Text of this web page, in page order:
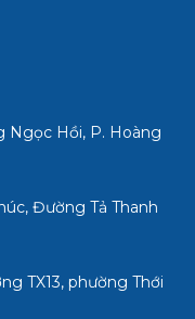
Hồi, P. Hoàng
Đường Tả Thanh
TX13, phường Thới